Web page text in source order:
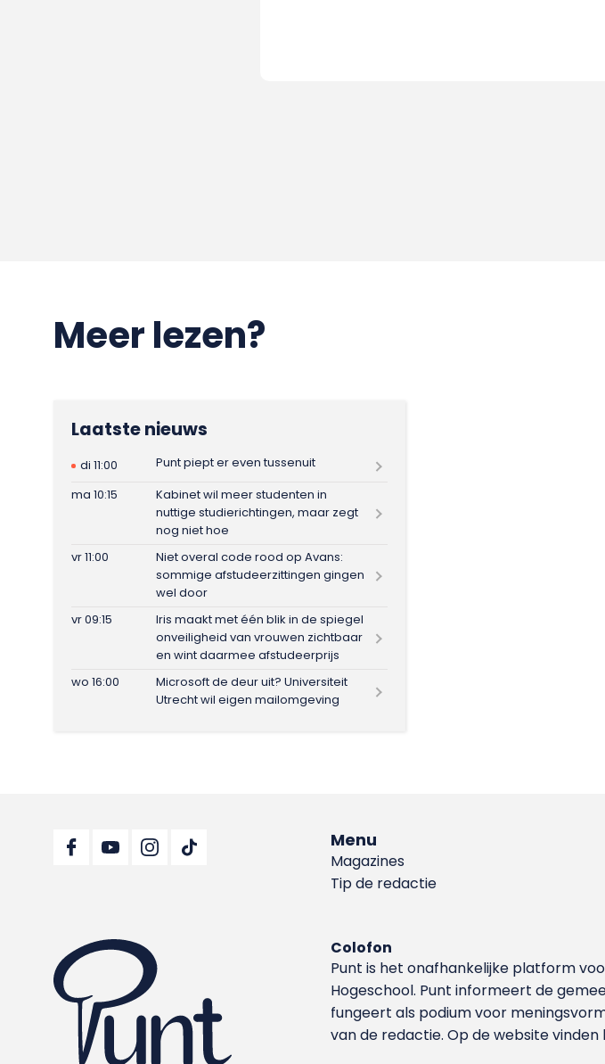
Meer lezen?
Laatste nieuws
di 11:00
Punt piept er even tussenuit
ma 10:15
Kabinet wil meer studenten in
nuttige studierichtingen, maar zegt
nog niet hoe
vr 11:00
Niet overal code rood op Avans:
sommige afstudeerzittingen gingen
wel door
vr 09:15
Iris maakt met één blik in de spiegel
onveiligheid van vrouwen zichtbaar
en wint daarmee afstudeerprijs
wo 16:00
Microsoft de deur uit? Universiteit
Utrecht wil eigen mailomgeving
Menu
Magazines
Tip de redactie
Colofon
Punt is het onafhankelijke platform
Hoge­school. Punt informeert de
fungeert als podium voor
van de redactie. Op de website